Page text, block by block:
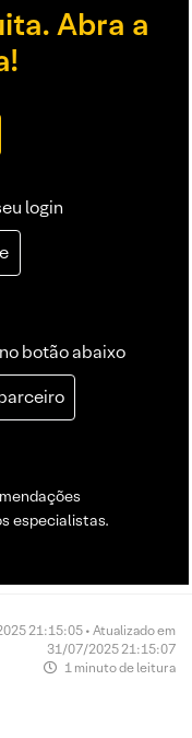
Abra a
login
botão abaixo
especialistas.
21:15:05 • Atualizado em
31/07/2025 21:15:07
1 minuto de leitura